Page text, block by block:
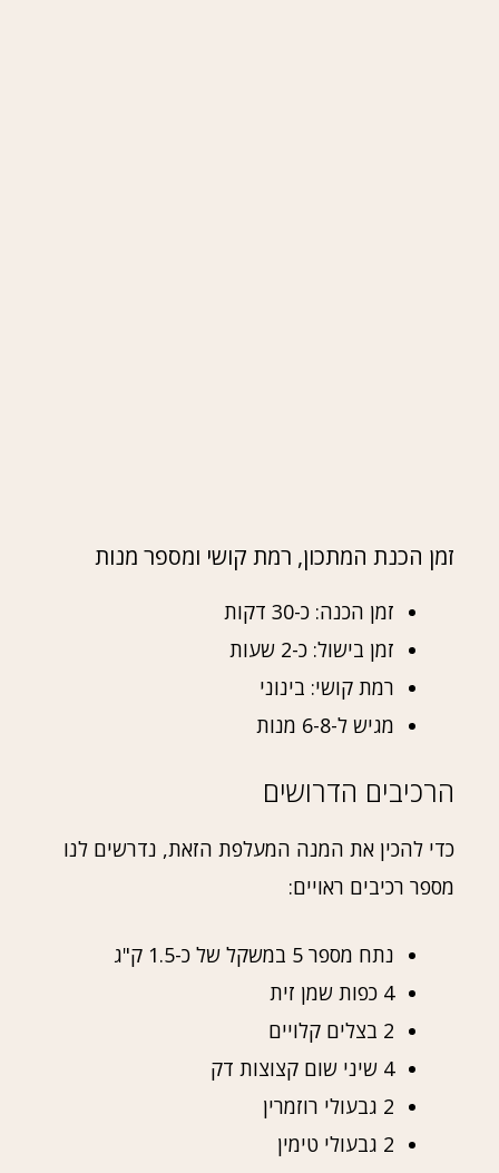
זמן הכנת המתכון, רמת קושי ומספר מנות
זמן הכנה: כ-30 דקות
זמן בישול: כ-2 שעות
רמת קושי: בינוני
מגיש ל-6-8 מנות
הרכיבים הדרושים
כדי להכין את המנה המעלפת הזאת, נדרשים לנו
מספר רכיבים ראויים:
נתח מספר 5 במשקל של כ-1.5 ק"ג
4 כפות שמן זית
2 בצלים קלויים
4 שיני שום קצוצות דק
2 גבעולי רוזמרין
2 גבעולי טימין